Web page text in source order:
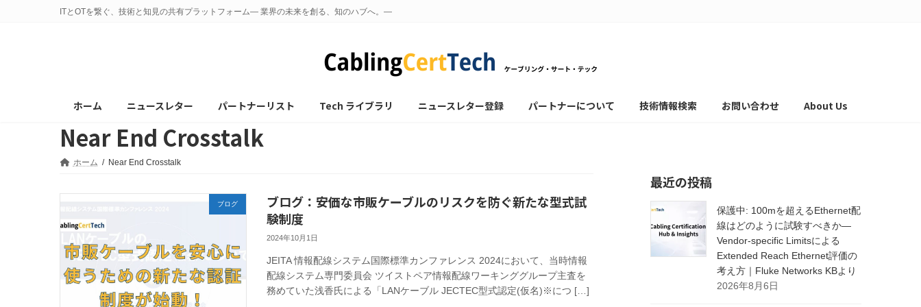
ITとOTを繋ぐ、技術と知見の共有プラットフォーム— 業界の未来を創る、知のハブへ。—
ホーム ニュースレター パートナーリスト Tech ライブラリ ニュースレター登録 パートナーについて 技術情報検索 お問い合わせ About Us
Near End Crosstalk
ホーム Near End Crosstalk
ブログ
ブログ：安価な市販ケーブルのリスクを防ぐ新たな型式試
験制度
2024年10月1日
JEITA 情報配線システム国際標準カンファレンス 2024において、当時情報
配線システム専門委員会 ツイストペア情報配線ワーキンググループ主査を
務めていた浅香氏による「LANケーブル JECTEC型式認定(仮名)※につ […]
最近の投稿
保護中: 100mを超えるEthernet配
線はどのように試験すべきか―
Vendor-specific Limitsによる
Extended Reach Ethernet評価の
考え方｜Fluke Networks KBより
2026年8月6日